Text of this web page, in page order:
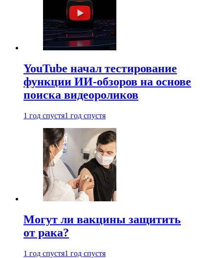
YouTube начал тестирование
функции ИИ-обзоров на основе
поиска видеороликов
1 год спустя1 год спустя
Могут ли вакцины защитить
от рака?
1 год спустя1 год спустя